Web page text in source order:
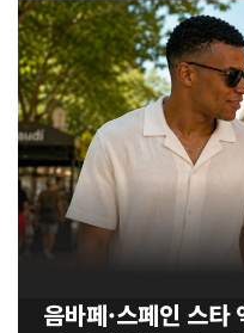
상식을 넘어 영화 상영과 포
한 논의까지 아우르는 종합 영화
화상 개막식은 7일 베이징
과 감독상 등 8개 부문의 수
01명으로 구성된 심사위원
표될 예정이다. 1962년 창설된 백화상은 중국에서 가장 오랜 역사
를 지닌 영화상 가운데 하나
시해왔다는 점에서 중국 영화
막식에는 제1회 백화상에서
ed Detachment of
음바페·스페인 스